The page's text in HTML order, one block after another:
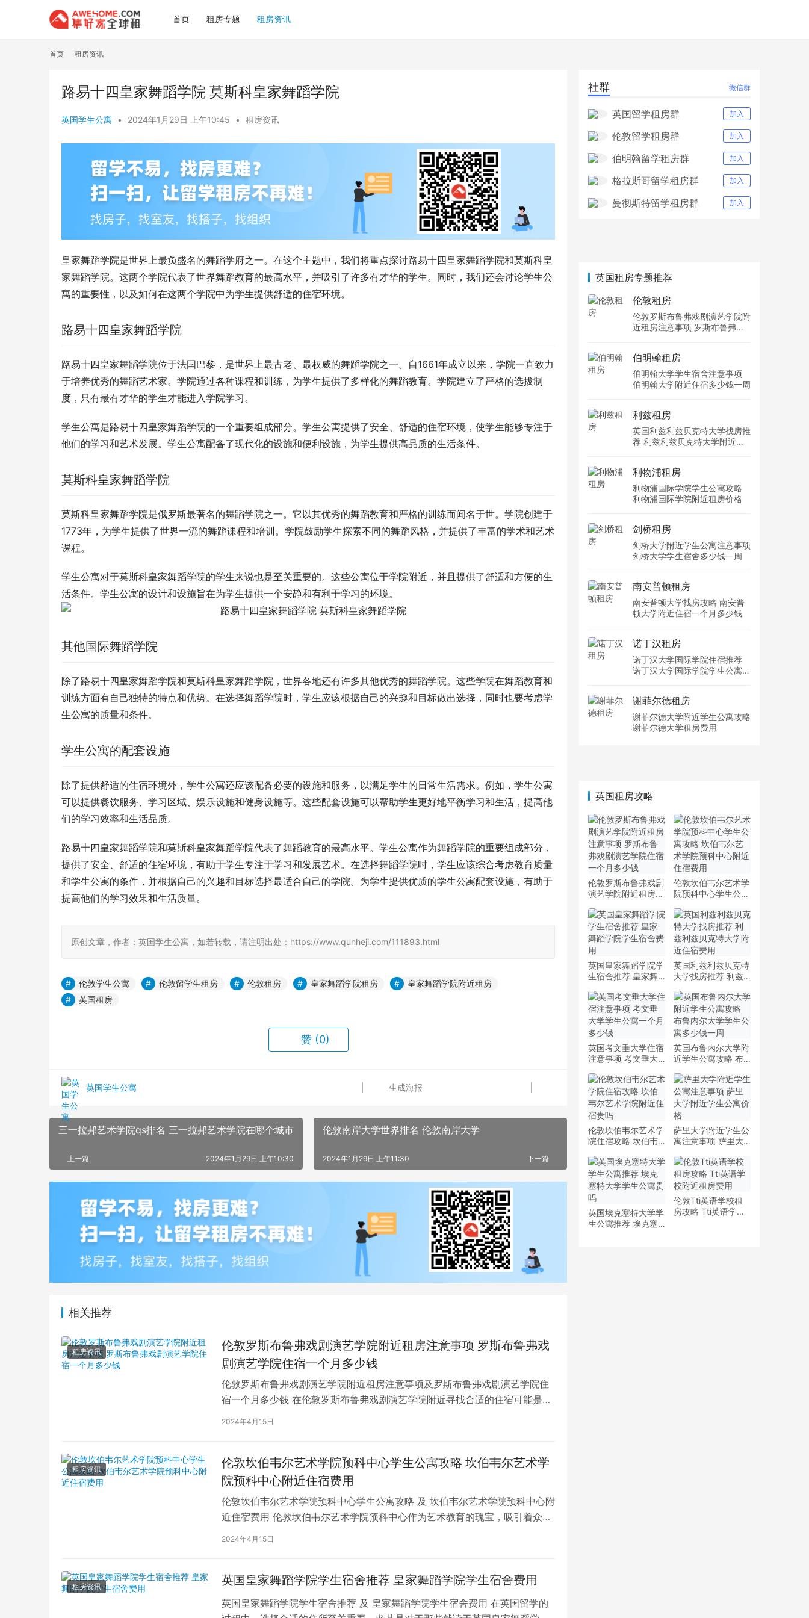
首页 租房专题 租房资讯
首页 租房资讯
路易十四皇家舞蹈学院 莫斯科皇家舞蹈学院
英国学生公寓 • 2024年1月29日 上午10:45 • 租房资讯
皇家舞蹈学院是世界上最负盛名的舞蹈学府之一。在这个主题中，我们将重点探讨路易十四皇家舞蹈学院和莫斯科皇
家舞蹈学院。这两个学院代表了世界舞蹈教育的最高水平，并吸引了许多有才华的学生。同时，我们还会讨论学生公
寓的重要性，以及如何在这两个学院中为学生提供舒适的住宿环境。
路易十四皇家舞蹈学院
路易十四皇家舞蹈学院位于法国巴黎，是世界上最古老、最权威的舞蹈学院之一。自1661年成立以来，学院一直致力
于培养优秀的舞蹈艺术家。学院通过各种课程和训练，为学生提供了多样化的舞蹈教育。学院建立了严格的选拔制
度，只有最有才华的学生才能进入学院学习。
学生公寓是路易十四皇家舞蹈学院的一个重要组成部分。学生公寓提供了安全、舒适的住宿环境，使学生能够专注于
他们的学习和艺术发展。学生公寓配备了现代化的设施和便利设施，为学生提供高品质的生活条件。
莫斯科皇家舞蹈学院
莫斯科皇家舞蹈学院是俄罗斯最著名的舞蹈学院之一。它以其优秀的舞蹈教育和严格的训练而闻名于世。学院创建于
1773年，为学生提供了世界一流的舞蹈课程和培训。学院鼓励学生探索不同的舞蹈风格，并提供了丰富的学术和艺术
课程。
学生公寓对于莫斯科皇家舞蹈学院的学生来说也是至关重要的。这些公寓位于学院附近，并且提供了舒适和方便的生
活条件。学生公寓的设计和设施旨在为学生提供一个安静和有利于学习的环境。
其他国际舞蹈学院
除了路易十四皇家舞蹈学院和莫斯科皇家舞蹈学院，世界各地还有许多其他优秀的舞蹈学院。这些学院在舞蹈教育和
训练方面有自己独特的特点和优势。在选择舞蹈学院时，学生应该根据自己的兴趣和目标做出选择，同时也要考虑学
生公寓的质量和条件。
学生公寓的配套设施
除了提供舒适的住宿环境外，学生公寓还应该配备必要的设施和服务，以满足学生的日常生活需求。例如，学生公寓
可以提供餐饮服务、学习区域、娱乐设施和健身设施等。这些配套设施可以帮助学生更好地平衡学习和生活，提高他
们的学习效率和生活品质。
路易十四皇家舞蹈学院和莫斯科皇家舞蹈学院代表了舞蹈教育的最高水平。学生公寓作为舞蹈学院的重要组成部分，
提供了安全、舒适的住宿环境，有助于学生专注于学习和发展艺术。在选择舞蹈学院时，学生应该综合考虑教育质量
和学生公寓的条件，并根据自己的兴趣和目标选择最适合自己的学院。为学生提供优质的学生公寓配套设施，有助于
提高他们的学习效果和生活质量。
原创文章，作者：英国学生公寓，如若转载，请注明出处：https://www.qunheji.com/111893.html
伦敦学生公寓 伦敦留学生租房 伦敦租房 皇家舞蹈学院租房
皇家舞蹈学院附近租房
英国租房
赞 (0)
英国学生公寓 生成海报
三一拉邦艺术学院qs排名 三一拉邦艺术学院在哪个城市
上一篇 2024年1月29日 上午10:30
伦敦南岸大学世界排名 伦敦南岸大学
下一篇
2024年1月29日 上午11:30
相关推荐
租房资讯
伦敦罗斯布鲁弗戏剧演艺学院附近租房注意事项 罗斯布鲁弗戏
剧演艺学院住宿一个月多少钱
伦敦罗斯布鲁弗戏剧演艺学院附近租房注意事项及罗斯布鲁弗戏剧演艺学院住
宿一个月多少钱 在伦敦罗斯布鲁弗戏剧演艺学院附近寻找合适的住宿可能是留
学生活中的一项关键任务。为了帮助您顺利完成…
2024年4月15日
租房资讯
伦敦坎伯韦尔艺术学院预科中心学生公寓攻略 坎伯韦尔艺术学
院预科中心附近住宿费用
伦敦坎伯韦尔艺术学院预科中心学生公寓攻略 及 坎伯韦尔艺术学院预科中心附
近住宿费用 伦敦坎伯韦尔艺术学院预科中心作为艺术教育的瑰宝，吸引着众多
2024年4月15日
租房资讯 英国皇家舞蹈学院学生宿舍推荐 皇家舞蹈学院学生宿舍费用
英国皇家舞蹈学院学生宿舍推荐 及 皇家舞蹈学院学生宿舍费用 在英国留学的
社群 微信群
英国留学租房群 加入
伦敦留学租房群 加入
伯明翰留学租房群 加入
格拉斯哥留学租房群 加入
曼彻斯特留学租房群 加入
英国租房专题推荐
伦敦租房
伦敦罗斯布鲁弗戏剧演艺学院附
近租房注意事项 罗斯布鲁弗戏
伯明翰租房
伯明翰大学学生宿舍注意事项
伯明翰大学附近住宿多少钱一周
利兹租房
英国利兹利兹贝克特大学找房推
荐 利兹利兹贝克特大学附近住
利物浦租房
利物浦国际学院学生公寓攻略
利物浦国际学院附近租房价格
剑桥租房
剑桥大学附近学生公寓注意事项
剑桥大学学生宿舍多少钱一周
南安普顿租房
南安普顿大学找房攻略 南安普
顿大学附近住宿一个月多少钱
诺丁汉租房
诺丁汉大学国际学院住宿推荐
诺丁汉大学国际学院学生公寓多
谢菲尔德租房
谢菲尔德大学附近学生公寓攻略
谢菲尔德大学租房费用
英国租房攻略
伦敦罗斯布鲁弗戏剧
演艺学院附近租房注
戏剧演艺学院住宿一
个月多少钱
伦敦坎伯韦尔艺术学
院预科中心学生公寓
学院预科中心附近住
宿费用
英国皇家舞蹈学院学
生宿舍推荐 皇家舞
英国利兹利兹贝克特
大学找房推荐 利兹
住宿费用
英国考文垂大学住宿
注意事项 考文垂大
少钱
英国布鲁内尔大学附
近学生公寓攻略 布
多少钱一周
伦敦坎伯韦尔艺术学
院住宿攻略 坎伯韦
贵吗
萨里大学附近学生公
寓注意事项 萨里大
英国埃克塞特大学学
生公寓推荐 埃克塞
伦敦Tti英语学校租
房攻略 Tti英语学校